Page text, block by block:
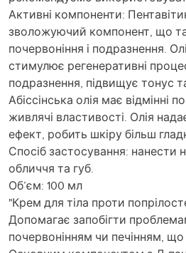
Активні компоненти:
зволожуючий компонент, що
почервоніння і подразнення.
стимулює регенеративні
подразнення, підвищує тонус
Абіссінська олія має відмінні
живлячі властивості. Олія
ефект, робить шкіру більш
Спосіб застосування: нанести
обличчя та губ.
Об’єм: 100 мл
"Крем для тіла проти
Допомагає запобігти
почервонінням чи печінням,